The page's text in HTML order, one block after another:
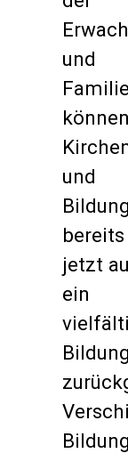
und
können
und
bereits
jetzt
ein